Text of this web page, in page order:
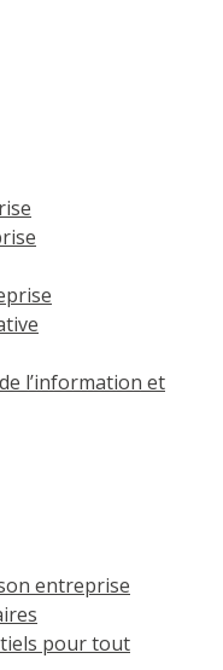
l’information et
entreprise
pour tout